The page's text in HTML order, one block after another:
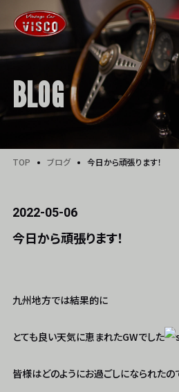
BLOG
TOP ブログ 今日から頑張ります！
2022-05-06
今日から頑張ります！
九州地方では結果的に
とても良い天気に恵まれたGWでした
皆様はどのようにお過ごしになられたの